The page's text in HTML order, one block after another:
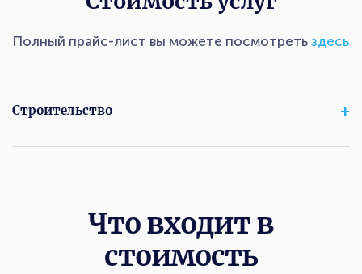
Полный прайс-лист вы можете посмотреть здесь
Строительство
Что входит в
стоимость